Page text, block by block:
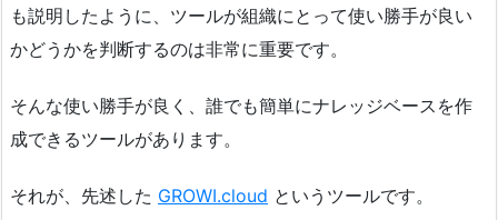
も説明したように、ツールが組織にとって使い勝手が良い
かどうかを判断するのは非常に重要です。
そんな使い勝手が良く、誰でも簡単にナレッジベースを作
成できるツールがあります。
それが、先述した GROWI.cloud というツールです。